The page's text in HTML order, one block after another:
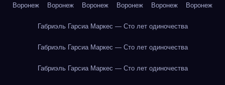
Воронеж Воронеж Воронеж Воронеж Воронеж Воронеж
Габриэль Гарсиа Маркес — Сто лет одиночества
Габриэль Гарсиа Маркес — Сто лет одиночества
Габриэль Гарсиа Маркес — Сто лет одиночества